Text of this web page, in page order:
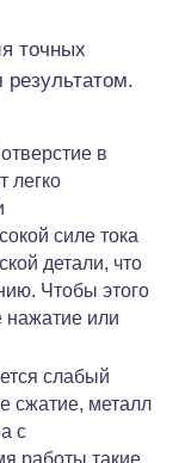
точных
результатом.
в
легко
силе тока
детали, что
Чтобы этого
нажатие или
слабый
сжатие, металл
с